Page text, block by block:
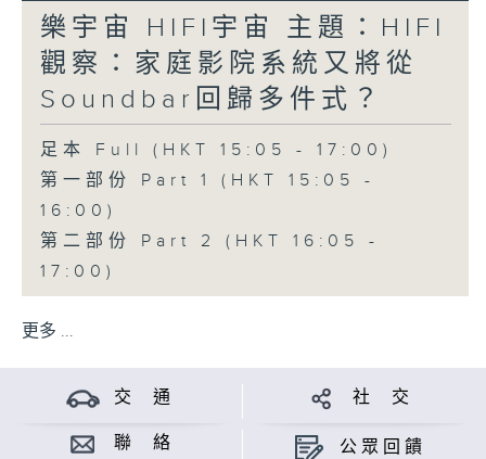
樂宇宙 HIFI宇宙 主題：HIFI
觀察：家庭影院系統又將從
Soundbar回歸多件式？
足本 Full (HKT 15:05 - 17:00)
第一部份 Part 1 (HKT 15:05 -
16:00)
第二部份 Part 2 (HKT 16:05 -
17:00)
更多 ...
交 通 社 交
聯 絡 公眾回饋